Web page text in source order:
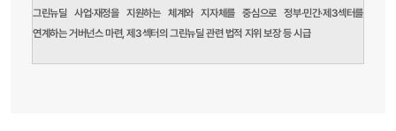
그린뉴딜 사업·재정을 지원하는 체계와 지자체를 중심으로 정부·민간·제3섹터를
연계하는 거버넌스 마련, 제3섹터의 그린뉴딜 관련 법적 지위 보장 등 시급